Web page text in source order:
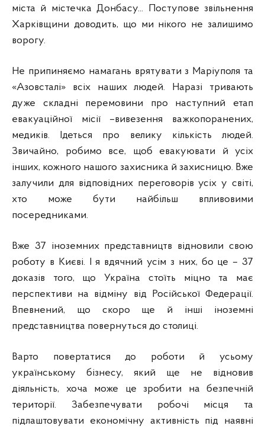
міста й містечка Донбасу... Поступове звільнення
Харківщини доводить, що ми нікого не залишимо
ворогу.
Не припиняємо намагань врятувати з Маріуполя та
«Азовсталі» всіх наших людей. Наразі тривають
дуже складні перемовини про наступний етап
евакуаційної місії –вивезення важкопоранених,
медиків. Ідеться про велику кількість людей.
Звичайно, робимо все, щоб евакуювати й усіх
інших, кожного нашого захисника й захисницю. Вже
залучили для відповідних переговорів усіх у світі,
хто може бути найбільш впливовими
посередниками.
Вже 37 іноземних представництв відновили свою
роботу в Києві. І я вдячний усім з них, бо це – 37
доказів того, що Україна стоїть міцно та має
перспективи на відміну від Російської Федерації.
Впевнений, що скоро ще й інші іноземні
представництва повернуться до столиці.
Варто повертатися до роботи й усьому
українському бізнесу, який ще не відновив
діяльність, хоча може це зробити на безпечній
території. Забезпечувати робочі місця та
підлаштовувати економічну активність під наявні